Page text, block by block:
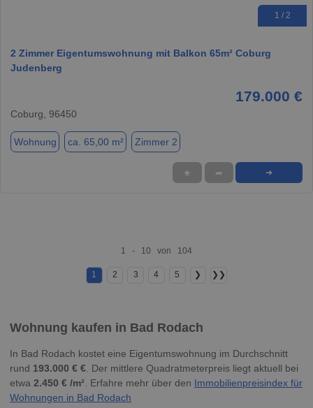
1 / 2
2 Zimmer Eigentumswohnung mit Balkon 65m² Coburg
Judenberg
179.000 €
Coburg, 96450
Wohnung ca. 65,00 m² Zimmer 2
★ ➦ ➜
1 - 10 von 104
1 2 3 4 5 ❯ ❯❯
Wohnung kaufen in Bad Rodach
In Bad Rodach kostet eine Eigentumswohnung im Durchschnitt
rund 193.000 € €. Der mittlere Quadratmeterpreis liegt aktuell bei
etwa 2.450 € /m². Erfahre mehr über den Immobilienpreisindex für
Wohnungen in Bad Rodach